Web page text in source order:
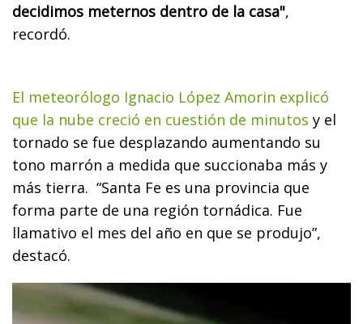
decidimos meternos dentro de la casa",
recordó.
El meteorólogo Ignacio López Amorin explicó
que la nube creció en cuestión de minutos y el
tornado se fue desplazando aumentando su
tono marrón a medida que succionaba más y
más tierra. “Santa Fe es una provincia que
forma parte de una región tornádica. Fue
llamativo el mes del año en que se produjo”,
destacó.